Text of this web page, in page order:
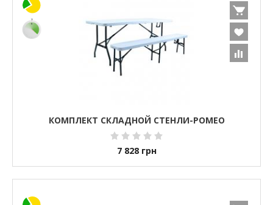
КОМПЛЕКТ СКЛАДНОЙ СТЕНЛИ-РОМЕО
7 828 грн